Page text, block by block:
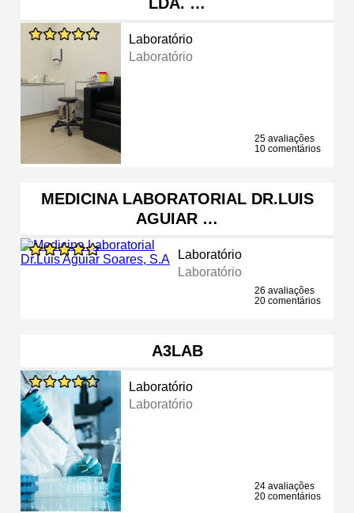
Laboratório
Laboratório
25 avaliações
10 comentários
MEDICINA LABORATORIAL DR.LUIS
AGUIAR …
Laboratório
Laboratório
26 avaliações
20 comentários
A3LAB
Laboratório
Laboratório
24 avaliações
20 comentários